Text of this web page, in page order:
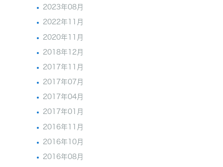
2023年08月
2022年11月
2020年11月
2018年12月
2017年11月
2017年07月
2017年04月
2017年01月
2016年11月
2016年10月
2016年08月